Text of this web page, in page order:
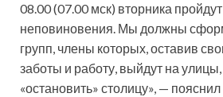
08.00 (07.00 мск) вторника
неповиновения. Мы должны
групп, члены которых, оставив
заботы и работу, выйдут на
«остановить» столицу», — пояснил